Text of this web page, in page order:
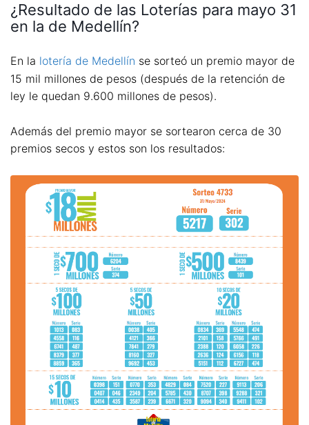
¿Resultado de las Loterías para mayo 31
en la de Medellín?
En la lotería de Medellín se sorteó un premio mayor de
15 mil millones de pesos (después de la retención de
ley le quedan 9.600 millones de pesos).
Además del premio mayor se sortearon cerca de 30
premios secos y estos son los resultados: